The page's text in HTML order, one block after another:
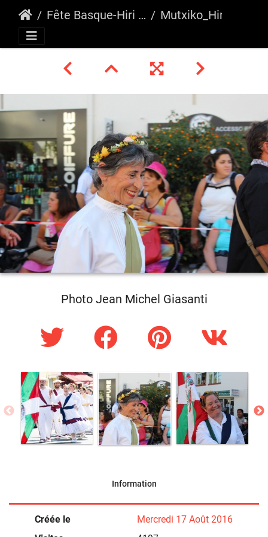
Fête Basque-Hiri Besta Hendaia 2016 Mutxiko_Hiri Besta_2016_26
Photo Jean Michel Giasanti
Information
Créée le
Mercredi 17 Août 2016